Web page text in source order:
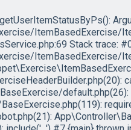
ItemBasedExercise/
Stack trace:
ItemBasedExercise/